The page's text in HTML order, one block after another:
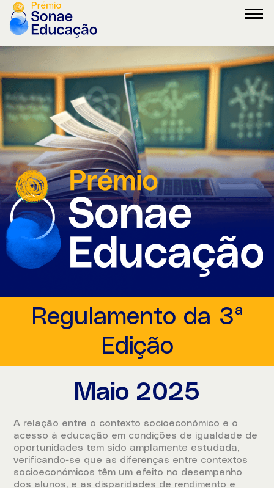
Regulamento da 3ª
Edição
Maio 2025
A relação entre o contexto socioeconómico e o
acesso à educação em condições de igualdade de
oportunidades tem sido amplamente estudada,
verificando-se que as diferenças entre contextos
socioeconómicos têm um efeito no desempenho
dos alunos, e as disparidades de rendimento e